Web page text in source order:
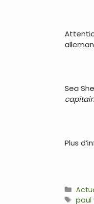
Sea
Plus
paul